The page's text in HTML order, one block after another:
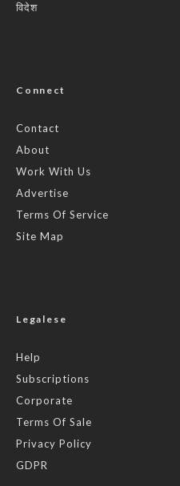
विदेश
Connect
Contact
About
Work With Us
Advertise
Terms Of Service
Site Map
Legalese
Help
Subscriptions
Corporate
Terms Of Sale
Privacy Policy
GDPR